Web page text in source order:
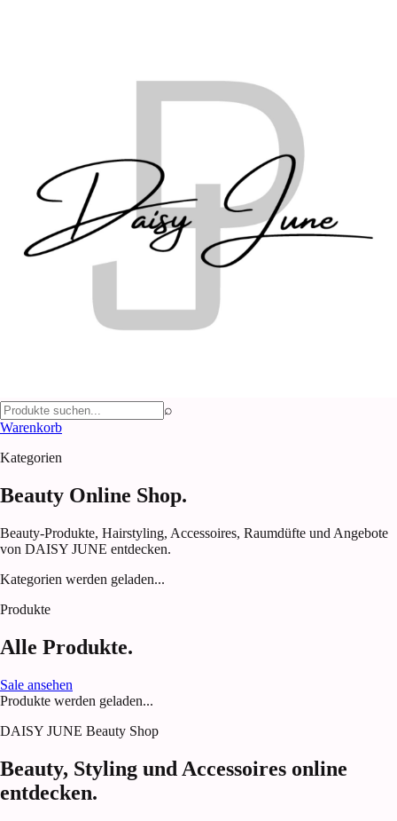
⌕
Warenkorb
Kategorien
Beauty Online Shop.
Beauty-Produkte, Hairstyling, Accessoires, Raumdüfte und Angebote
von DAISY JUNE entdecken.
Kategorien werden geladen...
Produkte
Alle Produkte.
Sale ansehen
Produkte werden geladen...
DAISY JUNE Beauty Shop
Beauty, Styling und Accessoires online
entdecken.